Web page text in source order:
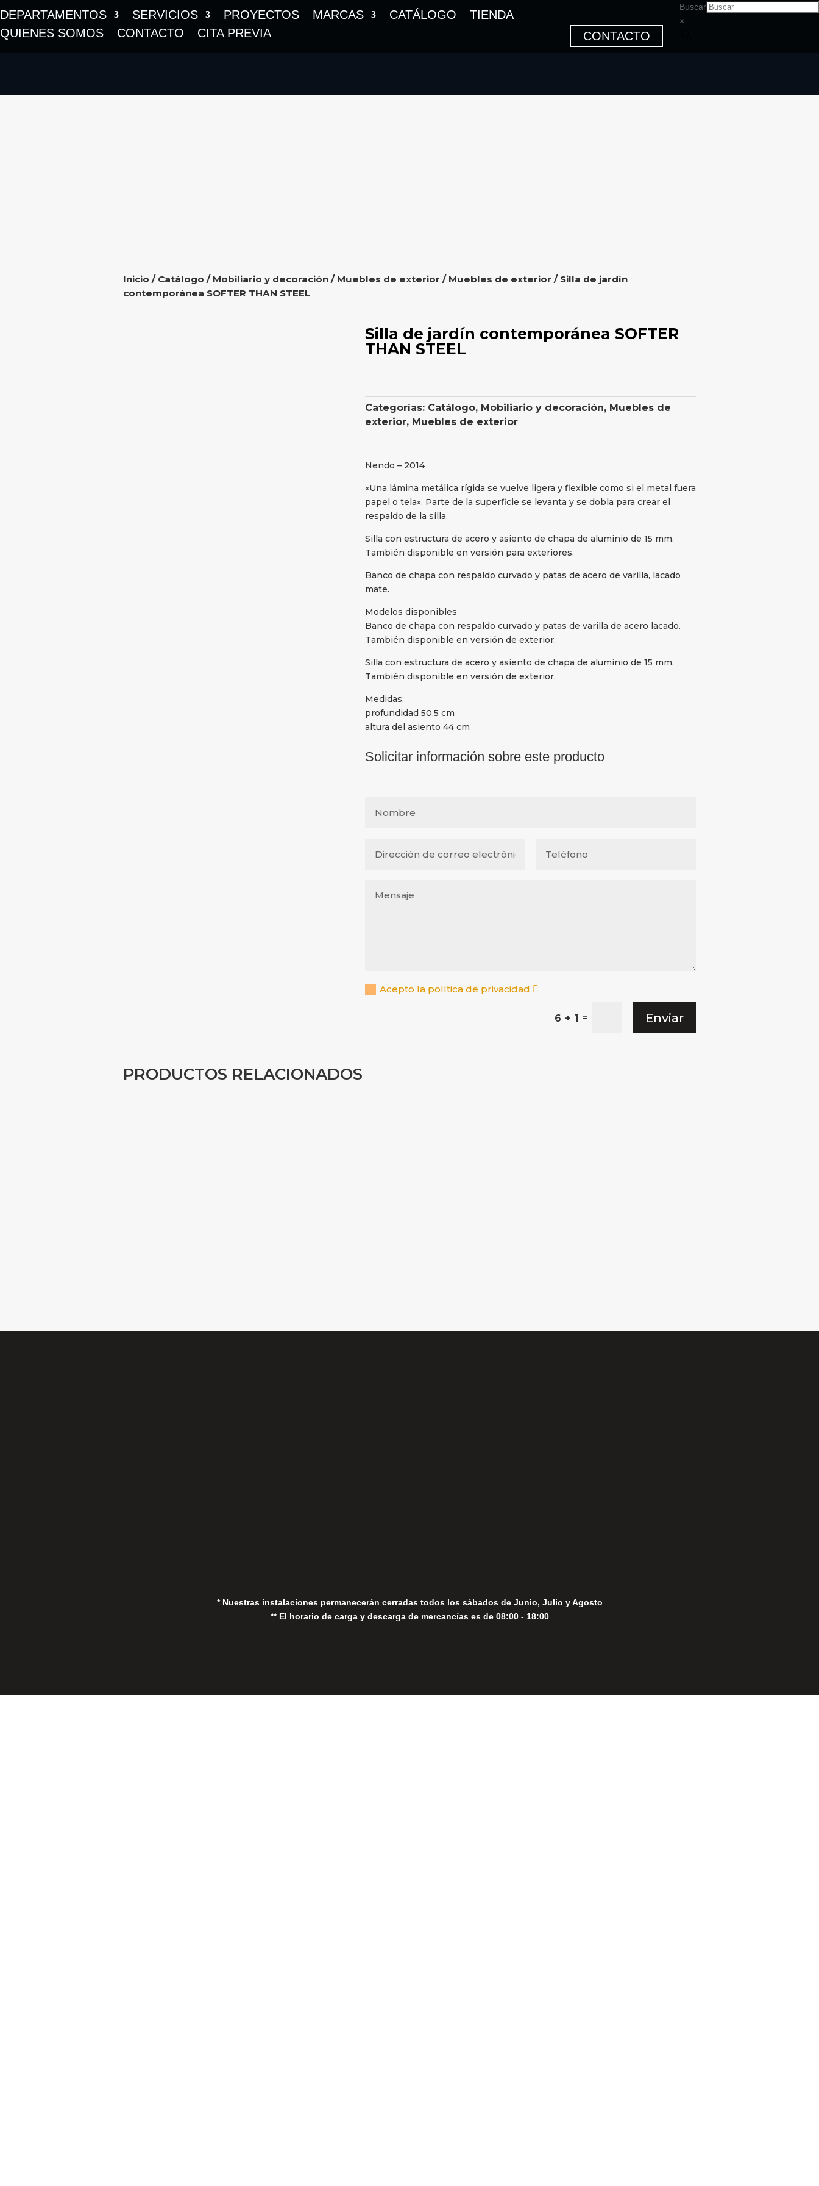
DEPARTAMENTOS SERVICIOS PROYECTOS MARCAS CATÁLOGO
TIENDA
QUIENES SOMOS
CONTACTO CITA PREVIA CONTACTO
Buscar
×
Inicio / Catálogo / Mobiliario y decoración/ Muebles de exterior / Muebles de exterior / Silla de jardín
contemporánea SOFTER THAN STEEL
Silla de jardín contemporánea SOFTER
THAN STEEL
Categorías: Catálogo, Mobiliario y decoración, Muebles de
exterior, Muebles de exterior
Nendo – 2014
«Una lámina metálica rígida se vuelve ligera y flexible como si el metal fuera
papel o tela». Parte de la superficie se levanta y se dobla para crear el
respaldo de la silla.
Silla con estructura de acero y asiento de chapa de aluminio de 15 mm.
También disponible en versión para exteriores.
Banco de chapa con respaldo curvado y patas de acero de varilla, lacado
mate.
Modelos disponibles
Banco de chapa con respaldo curvado y patas de varilla de acero lacado.
También disponible en versión de exterior.
Silla con estructura de acero y asiento de chapa de aluminio de 15 mm.
También disponible en versión de exterior.
Medidas:
profundidad 50,5 cm
altura del asiento 44 cm
Solicitar información sobre este producto
Acepto la política de privacidad
6 + 1 = Enviar
PRODUCTOS RELACIONADOS
* Nuestras instalaciones permanecerán cerradas todos los sábados de Junio, Julio y Agosto
** El horario de carga y descarga de mercancías es de 08:00 - 18:00